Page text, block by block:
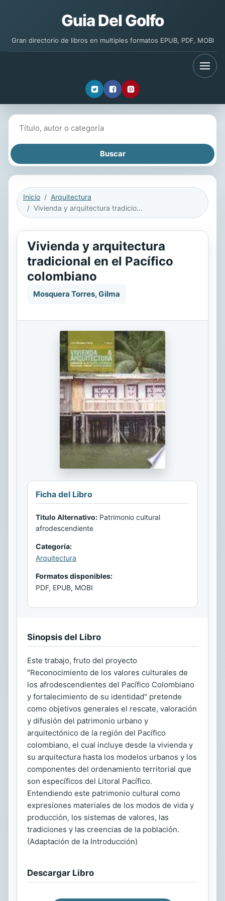
Guia Del Golfo
Gran directorio de libros en multiples formatos EPUB, PDF, MOBI
Inicio
Arquitectura
Vivienda y arquitectura tradicional en el Pacífico colombiano
Vivienda y arquitectura
tradicional en el Pacífico
colombiano
Mosquera Torres, Gilma
Ficha del Libro
Titulo Alternativo: Patrimonio cultural
afrodescendiente
Categoría:
Arquitectura
Formatos disponibles:
PDF, EPUB, MOBI
Sinopsis del Libro
Este trabajo, fruto del proyecto
"Reconocimiento de los valores culturales de
los afrodescendientes del Pacífico Colombiano
y fortalecimiento de su identidad" pretende
como objetivos generales el rescate, valoración
y difusión del patrimonio urbano y
arquitectónico de la región del Pacífico
colombiano, el cual incluye desde la vivienda y
su arquitectura hasta los modelos urbanos y los
componentes del ordenamiento territorial que
son específicos del Litoral Pacífico.
Entendiendo este patrimonio cultural como
expresiones materiales de los modos de vida y
producción, los sistemas de valores, las
tradiciones y las creencias de la población.
(Adaptación de la Introducción)
Descargar Libro